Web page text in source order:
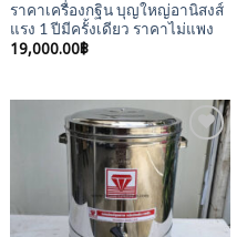
ราคาเครื่องกฐิน บุญใหญ่อานิสงส์
แรง 1 ปีมีครั้งเดียว ราคาไม่แพง
19,000.00฿
Add to
Wishlist